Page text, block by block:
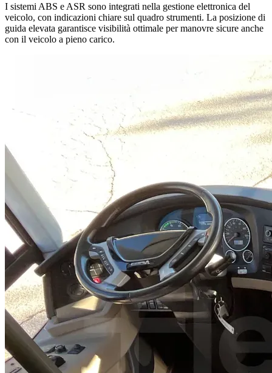
I sistemi ABS e ASR sono integrati nella gestione elettronica del
veicolo, con indicazioni chiare sul quadro strumenti. La posizione di
guida elevata garantisce visibilità ottimale per manovre sicure anche
con il veicolo a pieno carico.